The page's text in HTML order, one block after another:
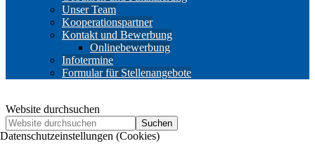
Unser Team
Kooperationspartner
Kontakt und Bewerbung
Onlinebewerbung
Infotermine
Formular für Stellenangebote
Website durchsuchen
Suchen
Datenschutzeinstellungen (Cookies)